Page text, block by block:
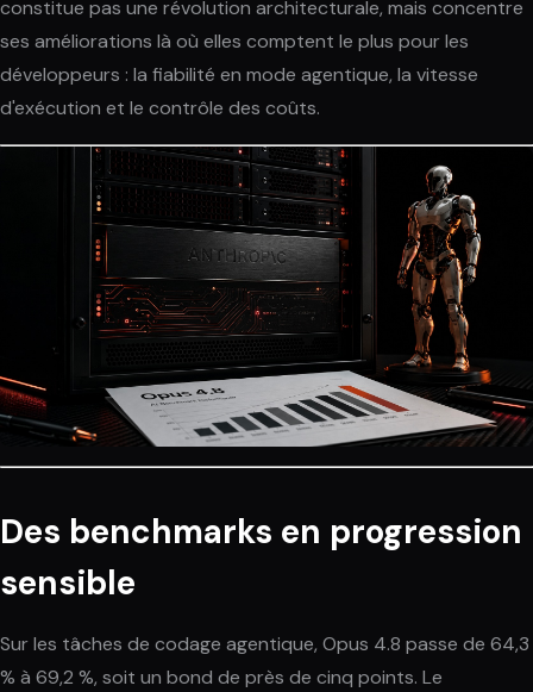
constitue pas une révolution architecturale, mais concentre
ses améliorations là où elles comptent le plus pour les
développeurs : la fiabilité en mode agentique, la vitesse
d'exécution et le contrôle des coûts.
Des benchmarks en progression
sensible
Sur les tâches de codage agentique, Opus 4.8 passe de 64,3
% à 69,2 %, soit un bond de près de cinq points. Le